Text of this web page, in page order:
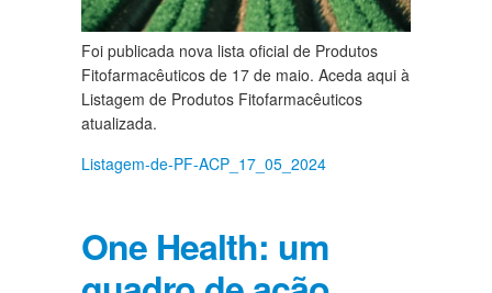
Foi publicada nova lista oficial de Produtos
Fitofarmacêuticos de 17 de maio. Aceda aqui à
Listagem de Produtos Fitofarmacêuticos
atualizada.
Listagem-de-PF-ACP_17_05_2024
One Health: um